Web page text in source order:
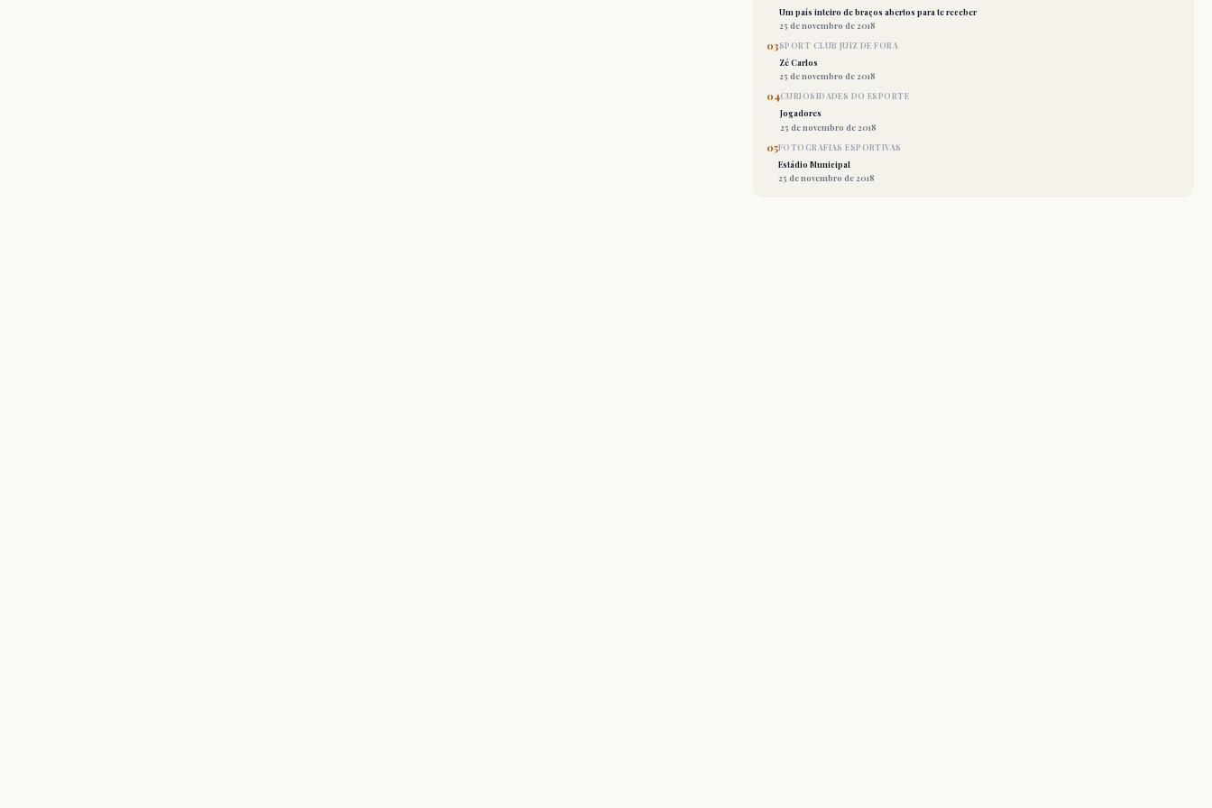
Um país inteiro de braços abertos para te receber
25 de novembro de 2018
03SPORT CLUB JUIZ DE FORA
Zé Carlos
25 de novembro de 2018
04CURIOSIDADES DO ESPORTE
Jogadores
25 de novembro de 2018
05FOTOGRAFIAS ESPORTIVAS
Estádio Municipal
25 de novembro de 2018